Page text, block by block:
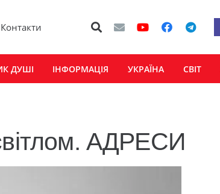
Контакти
ДУШІ ІНФОРМАЦІЯ УКРАЇНА СВІТ
АДРЕСИ